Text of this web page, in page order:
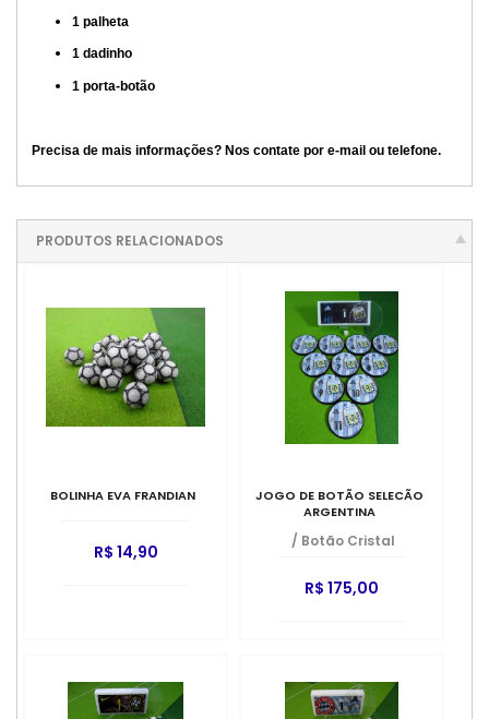
1 palheta
1 dadinho
1 porta-botão
Precisa de mais informações? Nos contate por e-mail ou telefone.
PRODUTOS RELACIONADOS
BOLINHA EVA FRANDIAN
R$ 14,90
JOGO DE BOTÃO SELECÃO
ARGENTINA
/ Botão Cristal
R$ 175,00